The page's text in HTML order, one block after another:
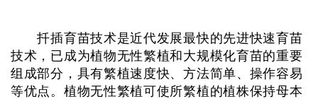
扦插育苗技术是近代发展最快的先进快速育苗
技术，已成为植物无性繁植和大规模化育苗的重要
组成部分，具有繁植速度快、方法简单、操作容易
等优点。植物无性繁植可使所繁植的植株保持母本